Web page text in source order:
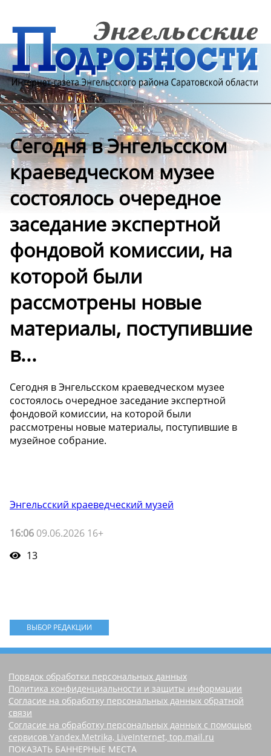
Сегодня в Энгельсском
краеведческом музее
состоялось очередное
заседание экспертной
фондовой комиссии, на
которой были
рассмотрены новые
материалы, поступившие
в...
Сегодня в Энгельсском краеведческом музее
состоялось очередное заседание экспертной
фондовой комиссии, на которой были
рассмотрены новые материалы, поступившие в
музейное собрание.
Энгельсский краеведческий музей
16:06 09.06.2026 16+
13
ВЫБОР РЕДАКЦИИ
Порядок обработки персональных данных
Политика конфиденциальности и защиты информации
Согласие на обработку персональных данных обратной
связи
Согласие на обработку персональных данных с помощью
сервисов Yandex.Metrika, LiveInternet, top.mail.ru
ПОКАЗАТЬ БАННЕРНЫЕ МЕСТА